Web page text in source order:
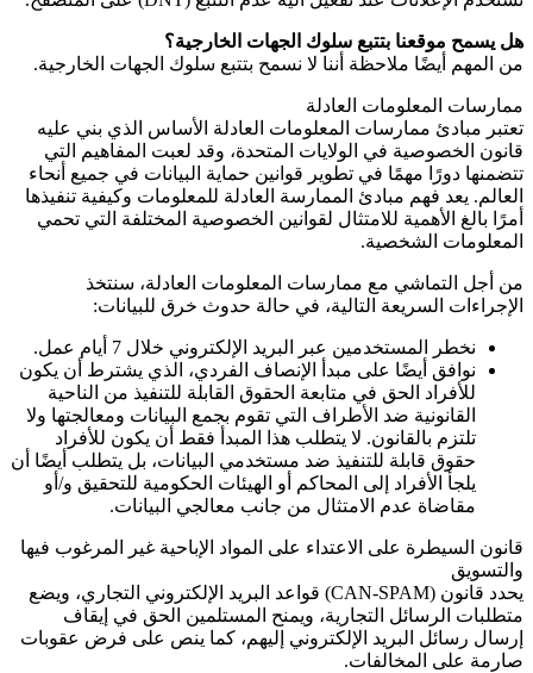
هل يسمح موقعنا بتتبع سلوك الجهات الخارجية؟
من المهم أيضًا ملاحظة أننا لا نسمح بتتبع سلوك الجهات الخارجية.
ممارسات المعلومات العادلة
تعتبر مبادئ ممارسات المعلومات العادلة الأساس الذي بني عليه
قانون الخصوصية في الولايات المتحدة، وقد لعبت المفاهيم التي
تتضمنها دورًا مهمًا في تطوير قوانين حماية البيانات في جميع أنحاء
العالم. يعد فهم مبادئ الممارسة العادلة للمعلومات وكيفية تنفيذها
أمرًا بالغ الأهمية للامتثال لقوانين الخصوصية المختلفة التي تحمي
المعلومات الشخصية.
من أجل التماشي مع ممارسات المعلومات العادلة، سنتخذ
الإجراءات السريعة التالية، في حالة حدوث خرق للبيانات:
نخطر المستخدمين عبر البريد الإلكتروني خلال 7 أيام عمل.
نوافق أيضًا على مبدأ الإنصاف الفردي، الذي يشترط أن يكون
للأفراد الحق في متابعة الحقوق القابلة للتنفيذ من الناحية
القانونية ضد الأطراف التي تقوم بجمع البيانات ومعالجتها ولا
تلتزم بالقانون. لا يتطلب هذا المبدأ فقط أن يكون للأفراد
حقوق قابلة للتنفيذ ضد مستخدمي البيانات، بل يتطلب أيضًا أن
يلجأ الأفراد إلى المحاكم أو الهيئات الحكومية للتحقيق و/أو
مقاضاة عدم الامتثال من جانب معالجي البيانات.
قانون السيطرة على الاعتداء على المواد الإباحية غير المرغوب فيها
والتسويق
يحدد قانون (CAN-SPAM) قواعد البريد الإلكتروني التجاري، ويضع
متطلبات الرسائل التجارية، ويمنح المستلمين الحق في إيقاف
إرسال رسائل البريد الإلكتروني إليهم، كما ينص على فرض عقوبات
صارمة على المخالفات.